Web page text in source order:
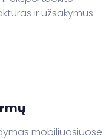
ir užsakymus.
mobiliuosiuose